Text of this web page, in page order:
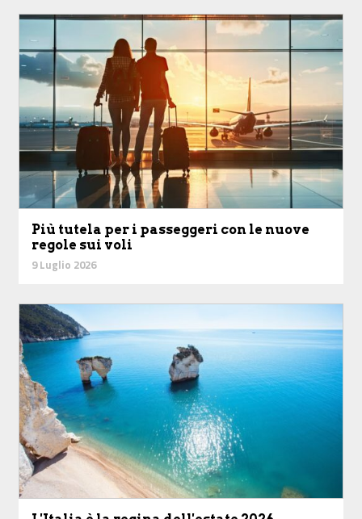
Più tutela per i passeggeri con le nuove
regole sui voli
9 Luglio 2026